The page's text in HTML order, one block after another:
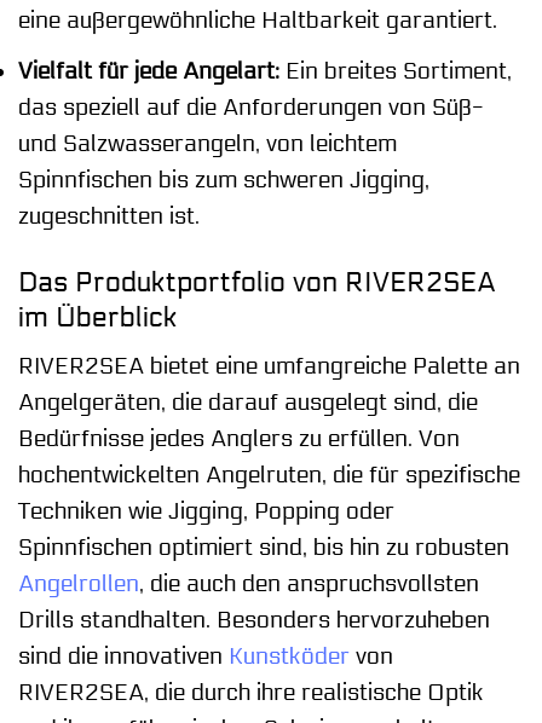
eine außergewöhnliche Haltbarkeit garantiert.
Vielfalt für jede Angelart: Ein breites Sortiment,
das speziell auf die Anforderungen von Süß-
und Salzwasserangeln, von leichtem
Spinnfischen bis zum schweren Jigging,
zugeschnitten ist.
Das Produktportfolio von RIVER2SEA
im Überblick
RIVER2SEA bietet eine umfangreiche Palette an
Angelgeräten, die darauf ausgelegt sind, die
Bedürfnisse jedes Anglers zu erfüllen. Von
hochentwickelten Angelruten, die für spezifische
Techniken wie Jigging, Popping oder
Spinnfischen optimiert sind, bis hin zu robusten
Angelrollen, die auch den anspruchsvollsten
Drills standhalten. Besonders hervorzuheben
sind die innovativen Kunstköder von
RIVER2SEA, die durch ihre realistische Optik